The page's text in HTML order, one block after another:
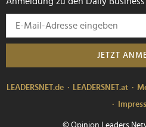
JETZT
LEADERSNET.de LEADERSNET.at